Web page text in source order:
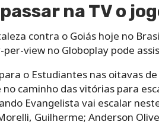
na TV o
contra o Goiás hoje no
view no Globoplay pode
o Estudiantes nas oitavas
caminho das vitórias para
Evangelista vai escalar
Guilherme; Anderson